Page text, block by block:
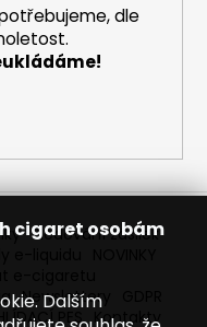
cigaret osobám
Dalším
dle
Sledování zásilek
Newslettery
PES Kontakty